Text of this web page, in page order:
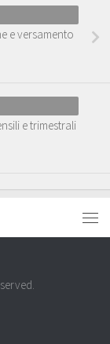
e versamento
e trimestrali